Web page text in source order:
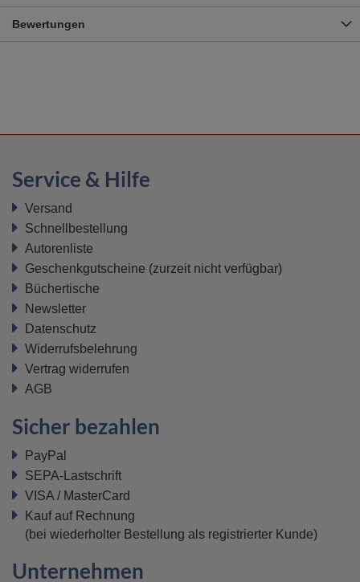
Bewertungen
Service & Hilfe
Versand
Schnellbestellung
Autorenliste
Geschenkgutscheine (zurzeit nicht verfügbar)
Büchertische
Newsletter
Datenschutz
Widerrufsbelehrung
Vertrag widerrufen
AGB
Sicher bezahlen
PayPal
SEPA-Lastschrift
VISA / MasterCard
Kauf auf Rechnung
(bei wiederholter Bestellung als registrierter Kunde)
Unternehmen